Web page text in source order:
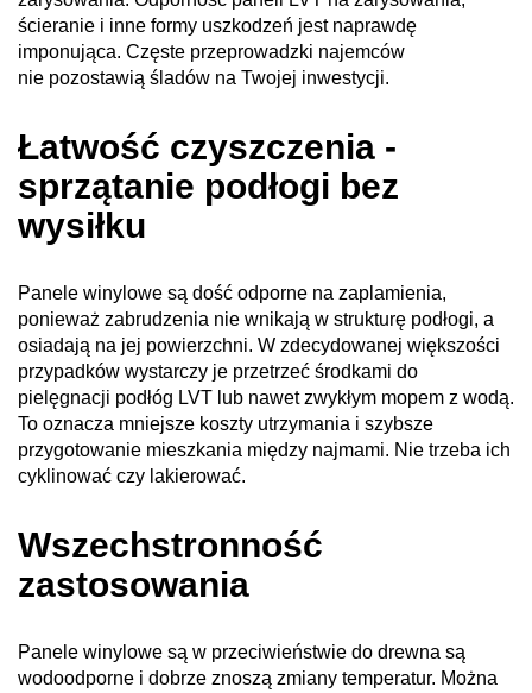
ścieranie i inne formy uszkodzeń jest naprawdę
imponująca. Częste przeprowadzki najemców
nie pozostawią śladów na Twojej inwestycji.
Łatwość czyszczenia -
sprzątanie podłogi bez
wysiłku
Panele winylowe są dość odporne na zaplamienia,
ponieważ zabrudzenia nie wnikają w strukturę podłogi, a
osiadają na jej powierzchni. W zdecydowanej większości
przypadków wystarczy je przetrzeć środkami do
pielęgnacji podłóg LVT lub nawet zwykłym mopem z wodą.
To oznacza mniejsze koszty utrzymania i szybsze
przygotowanie mieszkania między najmami. Nie trzeba ich
cyklinować czy lakierować.
Wszechstronność
zastosowania
Panele winylowe są w przeciwieństwie do drewna są
wodoodporne i dobrze znoszą zmiany temperatur. Można